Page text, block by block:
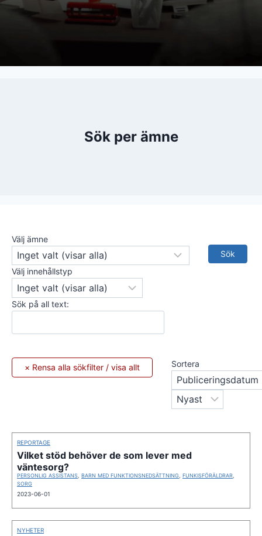
Sök per ämne
Välj ämne
Välj innehållstyp
Sök på all text:
Sortera
REPORTAGE
Vilket stöd behöver de som lever med
väntesorg?
PERSONLIG ASSISTANS, BARN MED FUNKTIONSNEDSÄTTNING, FUNKISFÖRÄLDRAR,
SORG
2023-06-01
NYHETER